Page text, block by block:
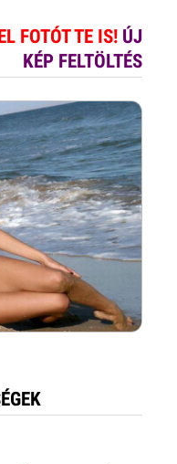
FOTÓT TE IS! ÚJ
KÉP FELTÖLTÉS